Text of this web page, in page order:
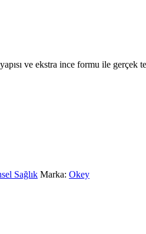
ve ekstra ince formu ile gerçek
Sağlık Marka: Okey